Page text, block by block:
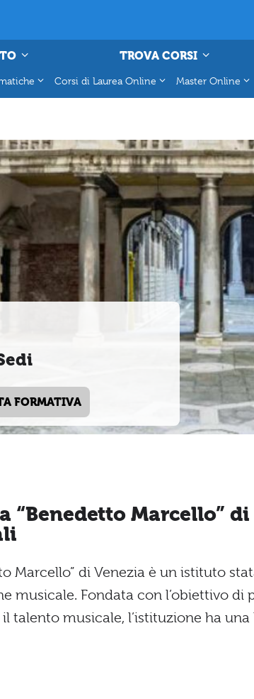
TROVA CORSI
Corsi di Laurea Online Master Online
FORMATIVA
Marcello” di
Marcello” di Venezia è un istituto
musicale. Fondata con l’obiettivo di
talento musicale, l’istituzione ha